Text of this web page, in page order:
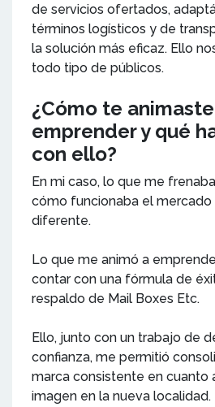
de servicios ofertados,
términos logísticos y de
la solución más eficaz. Ello
todo tipo de públicos.
¿Cómo te
emprender y qué
con ello?
En mi caso, lo que me
cómo funcionaba el mercado
diferente.
Lo que me animó a
contar con una fórmula de
respaldo de Mail Boxes Etc.
Ello, junto con un trabajo de
confianza, me permitió
marca consistente en cuanto
imagen en la nueva localidad.